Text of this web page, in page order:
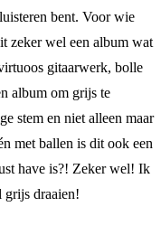
bent. Voor wie
zeker wel een album wat
gitaarwerk, bolle
album om grijs te
stem en niet alleen maar
met ballen is dit ook een
have is?! Zeker wel! Ik
grijs draaien!